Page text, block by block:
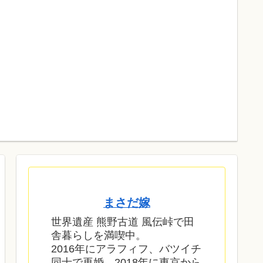
まさだ嫁
世界遺産 熊野古道 風伝峠で田
舎暮らしを満喫中。
2016年にアラフィフ、バツイチ